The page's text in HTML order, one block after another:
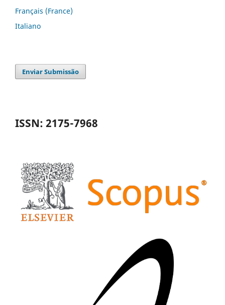
Français (France)
Italiano
Enviar Submissão
ISSN: 2175-7968